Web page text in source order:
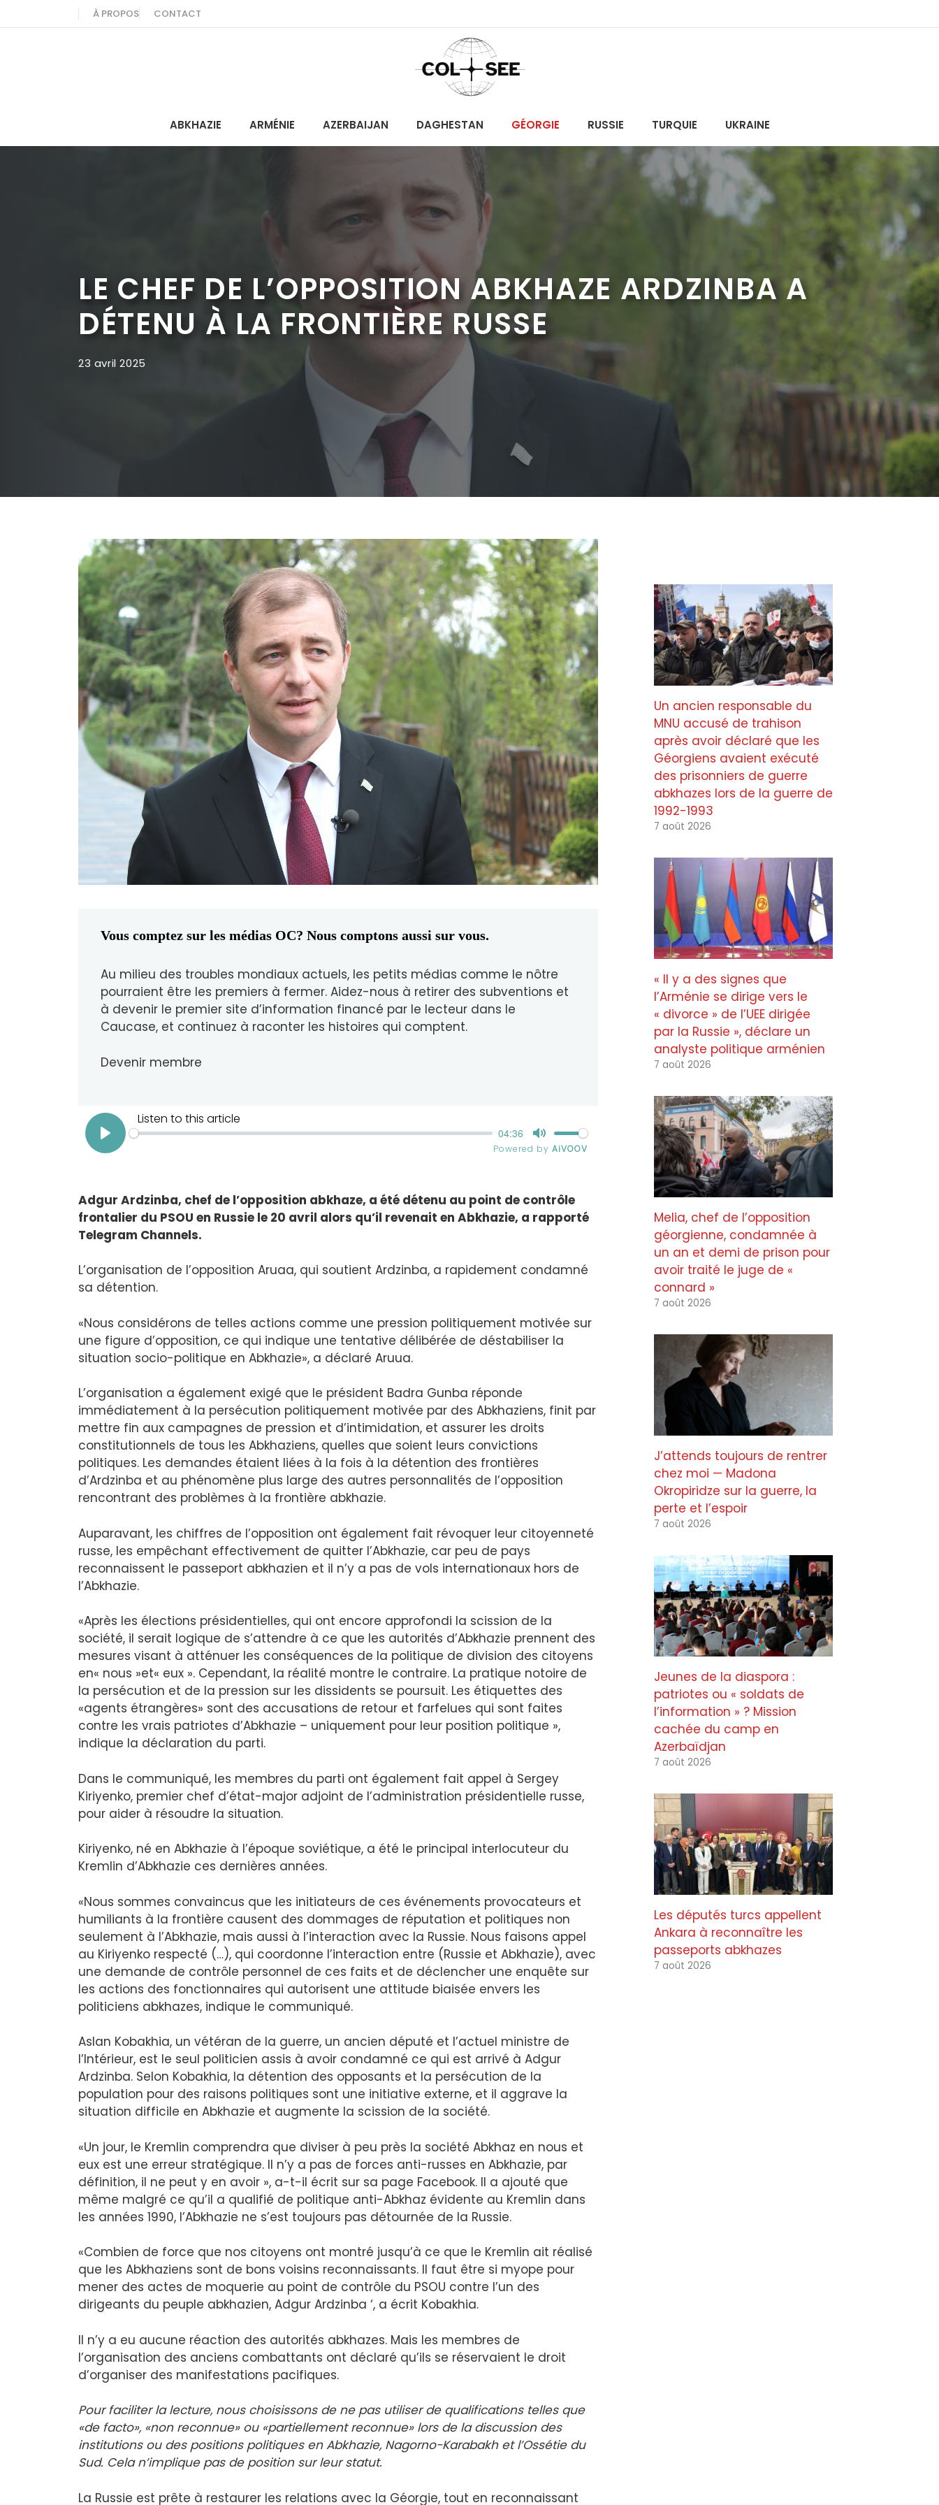
au
À PROPOS CONTACT
ABKHAZIE ARMÉNIE AZERBAIJAN DAGHESTAN GÉORGIE RUSSIE TURQUIE UKRAINE
LE CHEF DE L’OPPOSITION ABKHAZE ARDZINBA A
DÉTENU À LA FRONTIÈRE RUSSE
23 avril 2025
Vous comptez sur les médias OC? Nous comptons aussi sur vous.
Au milieu des troubles mondiaux actuels, les petits médias comme le nôtre
pourraient être les premiers à fermer. Aidez-nous à retirer des subventions et
à devenir le premier site d’information financé par le lecteur dans le
Caucase, et continuez à raconter les histoires qui comptent.
Devenir membre
Adgur Ardzinba, chef de l’opposition abkhaze, a été détenu au point de contrôle
frontalier du PSOU en Russie le 20 avril alors qu’il revenait en Abkhazie, a rapporté
Telegram Channels.
L’organisation de l’opposition Aruaa, qui soutient Ardzinba, a rapidement condamné
sa détention.
«Nous considérons de telles actions comme une pression politiquement motivée sur
une figure d’opposition, ce qui indique une tentative délibérée de déstabiliser la
situation socio-politique en Abkhazie», a déclaré Aruua.
L’organisation a également exigé que le président Badra Gunba réponde
immédiatement à la persécution politiquement motivée par des Abkhaziens, finit par
mettre fin aux campagnes de pression et d’intimidation, et assurer les droits
constitutionnels de tous les Abkhaziens, quelles que soient leurs convictions
politiques. Les demandes étaient liées à la fois à la détention des frontières
d’Ardzinba et au phénomène plus large des autres personnalités de l’opposition
rencontrant des problèmes à la frontière abkhazie.
Auparavant, les chiffres de l’opposition ont également fait révoquer leur citoyenneté
russe, les empêchant effectivement de quitter l’Abkhazie, car peu de pays
reconnaissent le passeport abkhazien et il n’y a pas de vols internationaux hors de
l’Abkhazie.
«Après les élections présidentielles, qui ont encore approfondi la scission de la
société, il serait logique de s’attendre à ce que les autorités d’Abkhazie prennent des
mesures visant à atténuer les conséquences de la politique de division des citoyens
en« nous »et« eux ». Cependant, la réalité montre le contraire. La pratique notoire de
la persécution et de la pression sur les dissidents se poursuit. Les étiquettes des
«agents étrangères» sont des accusations de retour et farfelues qui sont faites
contre les vrais patriotes d’Abkhazie – uniquement pour leur position politique »,
indique la déclaration du parti.
Dans le communiqué, les membres du parti ont également fait appel à Sergey
Kiriyenko, premier chef d’état-major adjoint de l’administration présidentielle russe,
pour aider à résoudre la situation.
Kiriyenko, né en Abkhazie à l’époque soviétique, a été le principal interlocuteur du
Kremlin d’Abkhazie ces dernières années.
«Nous sommes convaincus que les initiateurs de ces événements provocateurs et
humiliants à la frontière causent des dommages de réputation et politiques non
seulement à l’Abkhazie, mais aussi à l’interaction avec la Russie. Nous faisons appel
au Kiriyenko respecté (…), qui coordonne l’interaction entre (Russie et Abkhazie), avec
une demande de contrôle personnel de ces faits et de déclencher une enquête sur
les actions des fonctionnaires qui autorisent une attitude biaisée envers les
politiciens abkhazes, indique le communiqué.
Aslan Kobakhia, un vétéran de la guerre, un ancien député et l’actuel ministre de
l’Intérieur, est le seul politicien assis à avoir condamné ce qui est arrivé à Adgur
Ardzinba. Selon Kobakhia, la détention des opposants et la persécution de la
population pour des raisons politiques sont une initiative externe, et il aggrave la
situation difficile en Abkhazie et augmente la scission de la société.
«Un jour, le Kremlin comprendra que diviser à peu près la société Abkhaz en nous et
eux est une erreur stratégique. Il n’y a pas de forces anti-russes en Abkhazie, par
définition, il ne peut y en avoir », a-t-il écrit sur sa page Facebook. Il a ajouté que
même malgré ce qu’il a qualifié de politique anti-Abkhaz évidente au Kremlin dans
les années 1990, l’Abkhazie ne s’est toujours pas détournée de la Russie.
«Combien de force que nos citoyens ont montré jusqu’à ce que le Kremlin ait réalisé
que les Abkhaziens sont de bons voisins reconnaissants. Il faut être si myope pour
mener des actes de moquerie au point de contrôle du PSOU contre l’un des
dirigeants du peuple abkhazien, Adgur Ardzinba ‘, a écrit Kobakhia.
Il n’y a eu aucune réaction des autorités abkhazes. Mais les membres de
l’organisation des anciens combattants ont déclaré qu’ils se réservaient le droit
d’organiser des manifestations pacifiques.
Pour faciliter la lecture, nous choisissons de ne pas utiliser de qualifications telles que
«de facto», «non reconnue» ou «partiellement reconnue» lors de la discussion des
institutions ou des positions politiques en Abkhazie, Nagorno-Karabakh et l’Ossétie du
Sud. Cela n’implique pas de position sur leur statut.
La Russie est prête à restaurer les relations avec la Géorgie, tout en reconnaissant
Un ancien responsable du
MNU accusé de trahison
après avoir déclaré que les
Géorgiens avaient exécuté
des prisonniers de guerre
abkhazes lors de la guerre de
1992-1993
7 août 2026
« Il y a des signes que
l’Arménie se dirige vers le
« divorce » de l’UEE dirigée
par la Russie », déclare un
analyste politique arménien
7 août 2026
Melia, chef de l’opposition
géorgienne, condamnée à
un an et demi de prison pour
avoir traité le juge de «
connard »
7 août 2026
J’attends toujours de rentrer
chez moi — Madona
Okropiridze sur la guerre, la
perte et l’espoir
7 août 2026
Jeunes de la diaspora :
patriotes ou « soldats de
l’information » ? Mission
cachée du camp en
Azerbaïdjan
7 août 2026
Les députés turcs appellent
Ankara à reconnaître les
passeports abkhazes
7 août 2026